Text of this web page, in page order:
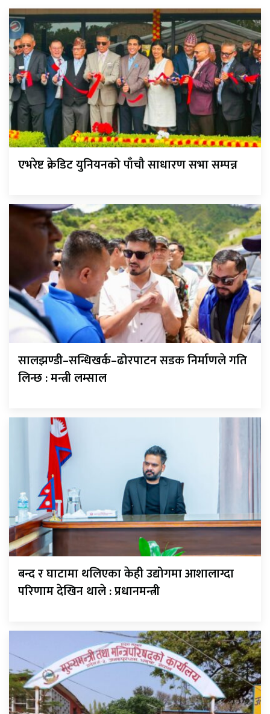
एभरेष्ट क्रेडिट युनियनको पाँचौ साधारण सभा सम्पन्न
सालझण्डी–सन्धिखर्क–ढोरपाटन सडक निर्माणले गति
लिन्छ : मन्त्री लम्साल
बन्द र घाटामा थलिएका केही उद्योगमा आशालाग्दा
परिणाम देखिन थाले : प्रधानमन्त्री